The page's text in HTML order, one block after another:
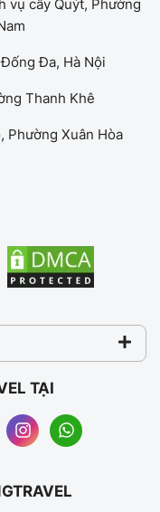
vụ cây Quýt, Phường
Đa, Hà Nội
Thanh Khê
Phường Xuân Hòa
TẠI